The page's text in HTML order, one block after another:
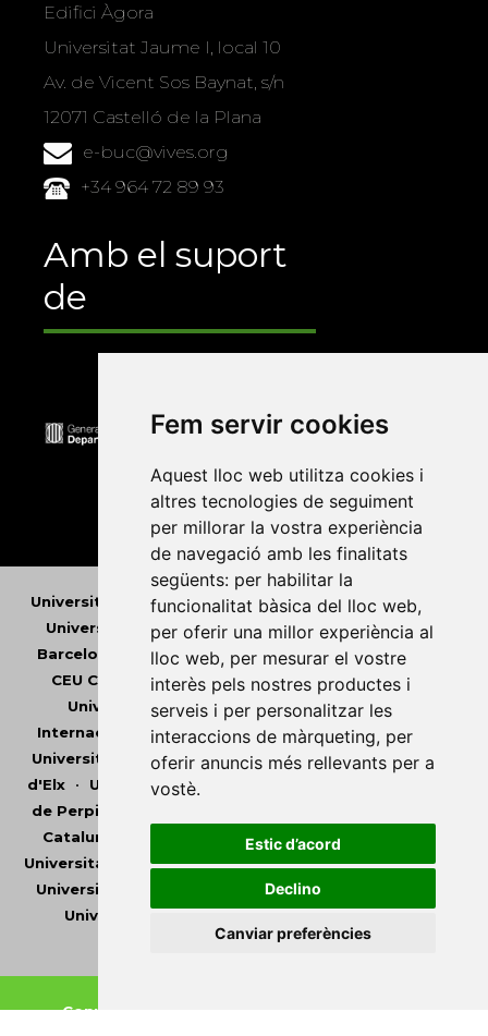
Fem servir cookies
Aquest lloc web utilitza cookies i
altres tecnologies de seguiment
per millorar la vostra experiència
de navegació amb les finalitats
següents: per habilitar la
funcionalitat bàsica del lloc web,
per oferir una millor experiència al
lloc web, per mesurar el vostre
interès pels nostres productes i
serveis i per personalitzar les
interaccions de màrqueting, per
oferir anuncis més rellevants per a
vostè.
Estic d’acord
Declino
Canviar preferències
Edifici Àgora
Universitat Jaume I, local 10
Av. de Vicent Sos Baynat, s/n
12071 Castelló de la Plana
e-buc@vives.org
+34 964 72 89 93
Amb el suport
de
Universitat Abat Oliba CEU•Universitat d'Alacant
Universitat d'Andorra•Universitat Autònoma de
Barcelona
Universitat de Barcelona•Universitat
CEU Cardenal Herrera• Universitat de Girona
Universitat de les Illes Balears•Universitat
Internacional de Catalunya • Universitat Jaume I
Universitat de Lleida •Universitat Miguel Hernández
d'Elx• Universitat Oberta de Catalunya
de Perpinyà Via Domitia
Catalunya
Universitat Politècnica de València
Universitat Pompeu Fabra•Universitat Ramon Llull
Universitat Rovira i Virgili
Universitat de Sàsser
Universitat de València
Universitat Central de Catalunya
Copyright © 2026